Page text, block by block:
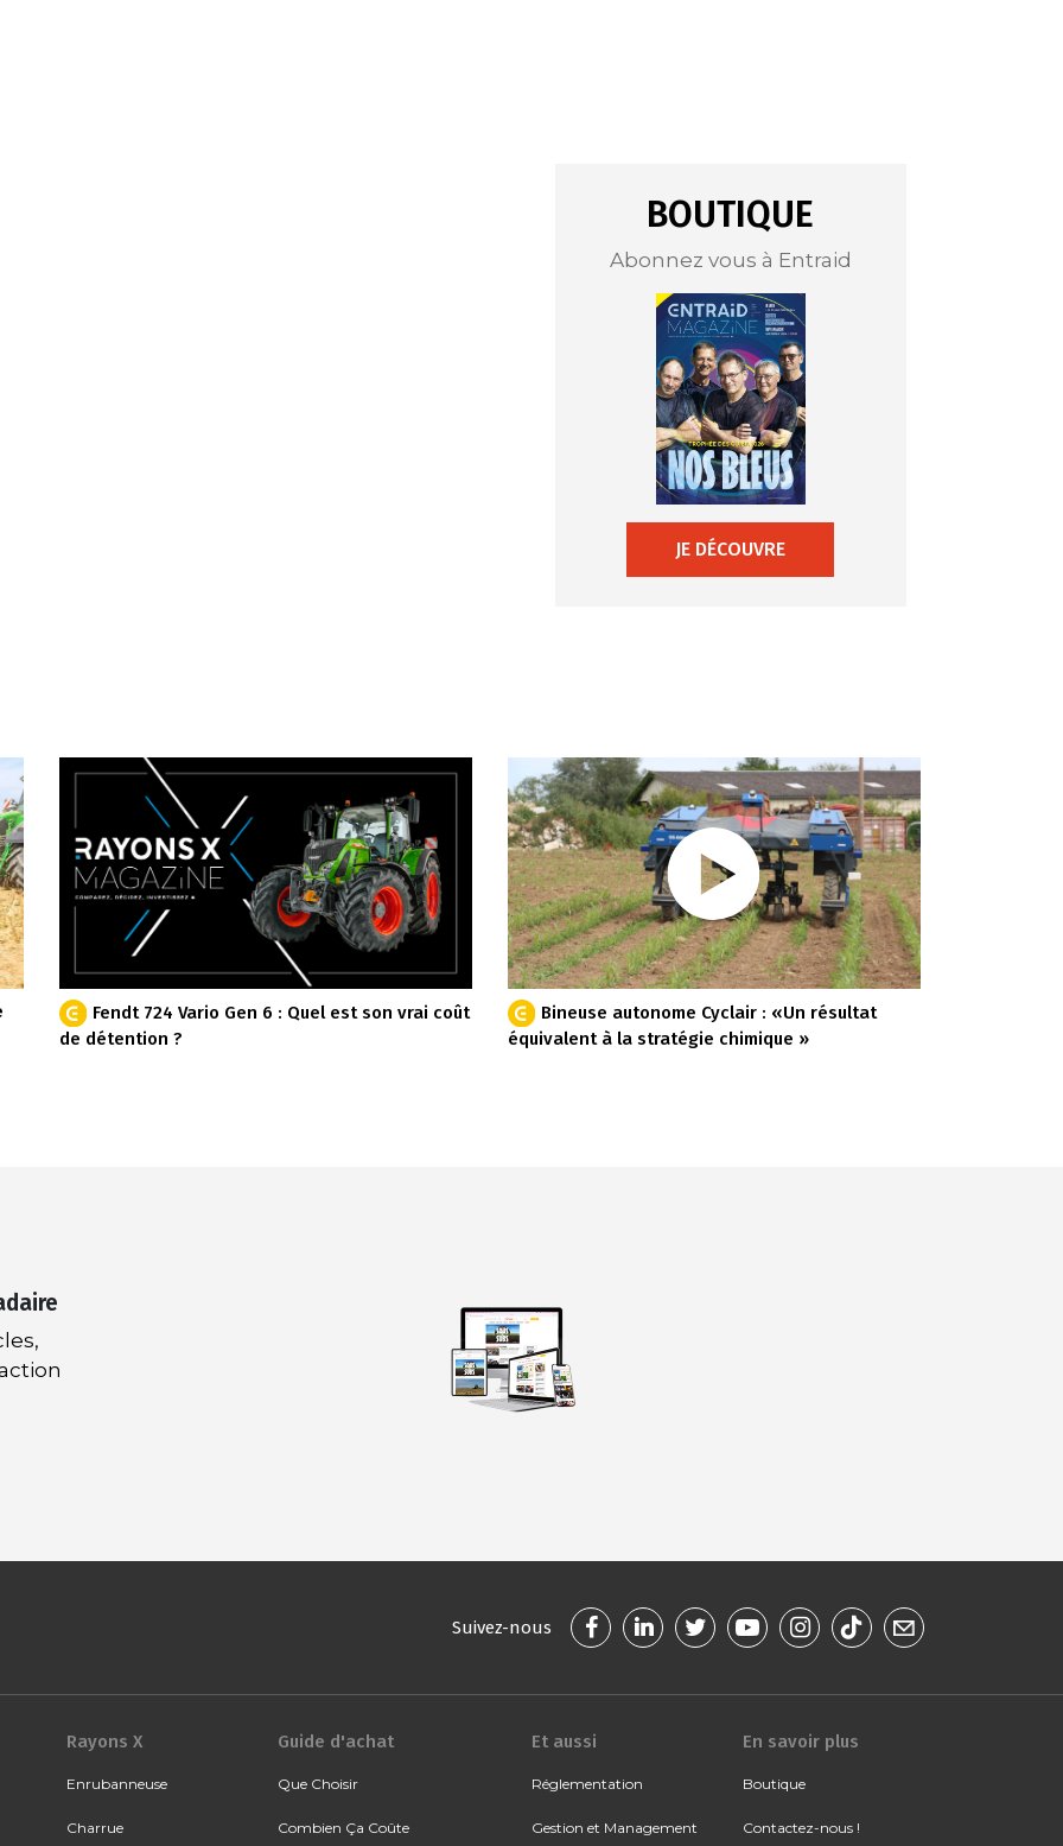
BOUTIQUE
Abonnez vous à Entraid
JE DÉCOUVRE
Fendt 724 Vario Gen 6 : Quel est son vrai coût
de détention ?
Bineuse autonome Cyclair : «Un résultat
équivalent à la stratégie chimique »
Suivez-nous
Rayons X
Enrubanneuse
Charrue
Guide d'achat
Que Choisir
Combien Ça Coûte
Et aussi
Réglementation
Gestion et Management
En savoir plus
Boutique
Contactez-nous !